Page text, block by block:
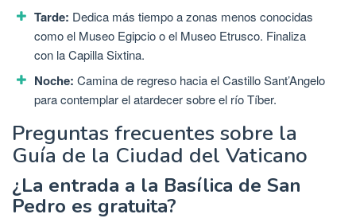
Tarde: Dedica más tiempo a zonas menos conocidas
como el Museo Egipcio o el Museo Etrusco. Finaliza
con la Capilla Sixtina.
Noche: Camina de regreso hacia el Castillo Sant’Angelo
para contemplar el atardecer sobre el río Tíber.
Preguntas frecuentes sobre la
Guía de la Ciudad del Vaticano
¿La entrada a la Basílica de San
Pedro es gratuita?